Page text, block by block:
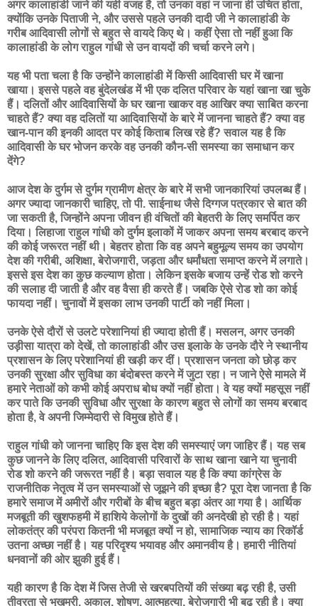
अगर कालाहांडी जाने की यही वजह है, तो उनका वहां न जाना ही उचित होता,
क्योंकि उनके पिताजी ने, और उससे पहले उनकी दादी जी ने कालाहांडी के
गरीब आदिवासी लोगों से बहुत से वायदे किए थे। कहीं ऐसा तो नहीं हुआ कि
कालाहांडी के लोग राहुल गांधी से उन वायदों की चर्चा करने लगे।
यह भी पता चला है कि उन्होंने कालाहांडी में किसी आदिवासी घर में खाना
खाया। इससे पहले वह बुंदेलखंड में भी एक दलित परिवार के यहां खाना खा चुके
हैं। दलितों और आदिवासियों के घर खाना खाकर वह आखिर क्या साबित करना
चाहते हैं? क्या वह दलितों या आदिवासियों के बारे में जानना चाहते हैं? क्या वह
खान-पान की इनकी आदत पर कोई किताब लिख रहे हैं? सवाल यह है कि
आदिवासी के घर भोजन करके वह उनकी कौन-सी समस्या का समाधान कर
देंगे?
आज देश के दुर्गम से दुर्गम ग्रामीण क्षेत्र के बारे में सभी जानकारियां उपलब्ध हैं।
अगर ज्यादा जानकारी चाहिए, तो पी. साईनाथ जैसे दिग्गज पत्रकार से बात की
जा सकती है, जिन्होंने अपना जीवन ही वंचितों की बेहतरी के लिए समर्पित कर
दिया। लिहाजा राहुल गांधी को दुर्गम इलाकों में जाकर अपना समय बरबाद करने
की कोई जरूरत नहीं थी। बेहतर होता कि वह अपने बहुमूल्य समय का उपयोग
देश की गरीबी, अशिक्षा, बेरोजगारी, जड़ता और धर्मांधता समाप्त करने में लगाते।
इससे इस देश का कुछ कल्याण होता। लेकिन इसके बजाय उन्हें रोड शो करने
की सलाह दी जाती है और वह वैसा ही करते हैं। जबकि ऐसे रोड शो का कोई
फायदा नहीं। चुनावों में इसका लाभ उनकी पार्टी को नहीं मिला।
उनके ऐसे दौरों से उलटे परेशानियां ही ज्यादा होती हैं। मसलन, अगर उनकी
उड़ीसा यात्रा को देखें, तो कालाहांडी और उस इलाके के उनके दौरे ने स्थानीय
प्रशासन के लिए परेशानियां ही खड़ी कर दीं। प्रशासन जनता को छोड़ कर
उनकी सुरक्षा और सुविधा का बंदोबस्त करने में जुटा रहा। न जाने ऐसे मामले में
हमारे नेताओं को कभी कोई अपराध बोध क्यों नहीं होता। वे यह क्यों महसूस नहीं
कर पाते कि उनकी सुविधा और सुरक्षा के कारण बहुत से लोगों का समय बरबाद
होता है, वे अपनी जिम्मेदारी से विमुख होते हैं।
राहुल गांधी को जानना चाहिए कि इस देश की समस्याएं जग जाहिर हैं। यह सब
कुछ जानने के लिए दलित, आदिवासी परिवारों के साथ खाना खाने या चुनावी
रोड शो करने की जरूरत नहीं है। बड़ा सवाल यह है कि क्या कांग्रेस के
राजनीतिक नेतृत्व में उन समस्याओं से जूझने की इच्छा है? पूरा देश जानता है कि
हमारे समाज में अमीरों और गरीबों के बीच बहुत बड़ा अंतर आ गया है। आर्थिक
मजबूती की खुशफहमी में हाशिये केलोगों के दुखों की अनदेखी हो रही है। यहां
लोकतंत्र की परंपरा कितनी भी मजबूत क्यों न हो, सामाजिक न्याय का रिकॉर्ड
उतना अच्छा नहीं है। यह परिदृश्य भयावह और अमानवीय है। हमारी नीतियां
धनवानों की ओर झुकी हुई हैं।
यही कारण है कि देश में जिस तेजी से खरबपतियों की संख्या बढ़ रही है, उसी
तीव्रता से भुखमरी, अकाल, शोषण, आत्महत्या, बेरोजगारी भी बढ़ रही है। क्या